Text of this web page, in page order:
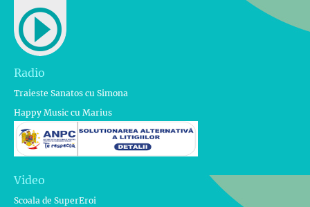
Radio
Traieste Sanatos cu Simona
Happy Music cu Marius
Video
Scoala de SuperEroi